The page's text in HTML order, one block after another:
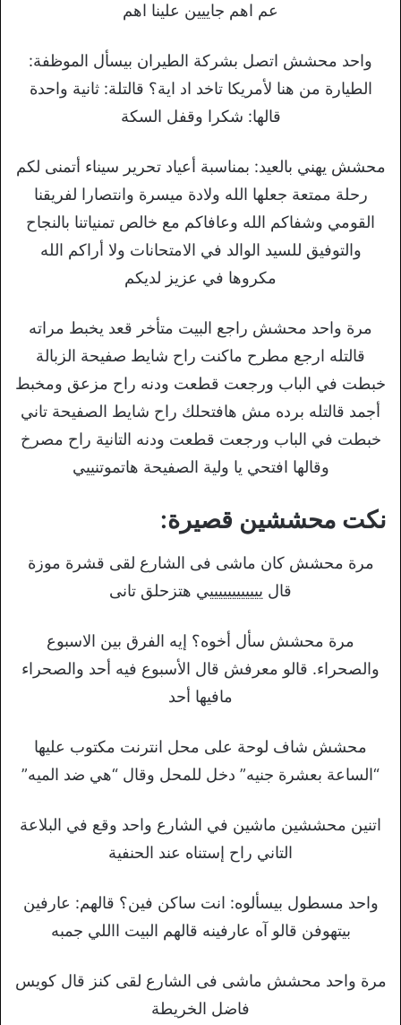
عم اهم جاييين علينا اهم
واحد محشش اتصل بشركة الطيران بيسأل الموظفة:
الطيارة من هنا لأمريكا تاخد اد اية؟ قالتلة: ثانية واحدة
قالها: شكرا وقفل السكة
محشش يهني بالعيد: بمناسبة أعياد تحرير سيناء أتمنى لكم
رحلة ممتعة جعلها الله ولادة ميسرة وانتصارا لفريقنا
القومي وشفاكم الله وعافاكم مع خالص تمنياتنا بالنجاح
والتوفيق للسيد الوالد في الامتحانات ولا أراكم الله
مكروها في عزيز لديكم
مرة واحد محشش راجع البيت متأخر قعد يخبط مراته
قالتله ارجع مطرح ماكنت راح شايط صفيحة الزبالة
خبطت في الباب ورجعت قطعت ودنه راح مزعق ومخبط
أجمد قالتله برده مش هافتحلك راح شايط الصفيحة تاني
خبطت في الباب ورجعت قطعت ودنه التانية راح مصرخ
وقالها افتحي يا ولية الصفيحة هاتموتنييي
نكت محششين قصيرة:
مرة محشش كان ماشى فى الشارع لقى قشرة موزة
قال ييييييييييييي هتزحلق تانى
مرة محشش سأل أخوه؟ إيه الفرق بين الاسبوع
والصحراء. قالو معرفش قال الأسبوع فيه أحد والصحراء
مافيها أحد
محشش شاف لوحة على محل انترنت مكتوب عليها
“الساعة بعشرة جنيه” دخل للمحل وقال “هي ضد الميه”
اتنين محششين ماشين في الشارع واحد وقع في البلاعة
التاني راح إستناه عند الحنفية
واحد مسطول بيسألوه: انت ساكن فين؟ قالهم: عارفين
بيتهوفن قالو آه عارفينه قالهم البيت االلي جمبه
مرة واحد محشش ماشى فى الشارع لقى كنز قال كويس
فاضل الخريطة